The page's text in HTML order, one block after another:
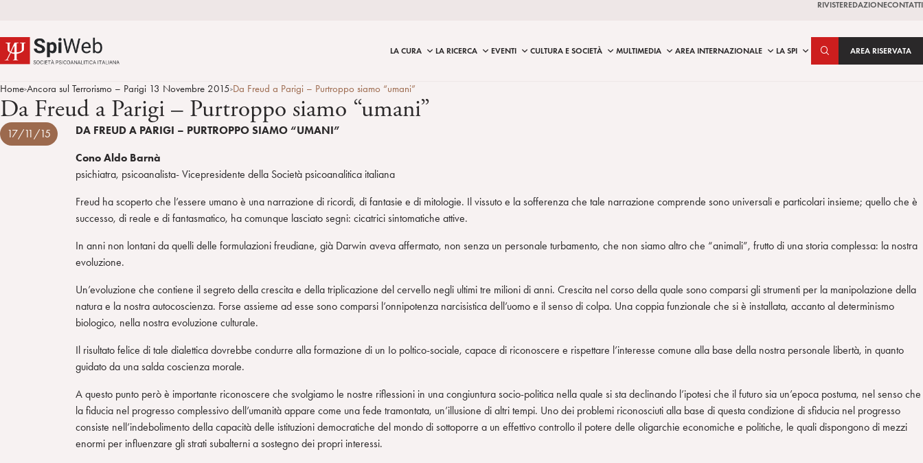
RIVISTEREDAZIONECONTATTI
LA CURA LA RICERCA EVENTI CULTURA E SOCIETÀ MULTIMEDIA AREA INTERNAZIONALE LA SPI AREA RISERVATA
Home>Ancora sul Terrorismo – Parigi 13 Novembre 2015>Da Freud a Parigi – Purtroppo siamo “umani”
Da Freud a Parigi – Purtroppo siamo “umani”
17/11/15 DA FREUD A PARIGI – PURTROPPO SIAMO “UMANI”
Cono Aldo Barnà
psichiatra, psicoanalista- Vicepresidente della Società psicoanalitica italiana
Freud ha scoperto che l’essere umano è una narrazione di ricordi, di fantasie e di mitologie. Il vissuto e la sofferenza che tale narrazione comprende sono universali e particolari insieme; quello che è
successo, di reale e di fantasmatico, ha comunque lasciato segni: cicatrici sintomatiche attive.
In anni non lontani da quelli delle formulazioni freudiane, già Darwin aveva affermato, non senza un personale turbamento, che non siamo altro che “animali”, frutto di una storia complessa: la nostra
evoluzione.
Un’evoluzione che contiene il segreto della crescita e della triplicazione del cervello negli ultimi tre milioni di anni. Crescita nel corso della quale sono comparsi gli strumenti per la manipolazione della
natura e la nostra autocoscienza. Forse assieme ad esse sono comparsi l’onnipotenza narcisistica dell’uomo e il senso di colpa. Una coppia funzionale che si è installata, accanto al determinismo
biologico, nella nostra evoluzione culturale.
Il risultato felice di tale dialettica dovrebbe condurre alla formazione di un Io poltico-sociale, capace di riconoscere e rispettare l’interesse comune alla base della nostra personale libertà, in quanto
guidato da una salda coscienza morale.
A questo punto però è importante riconoscere che svolgiamo le nostre riflessioni in una congiuntura socio-politica nella quale si sta declinando l’ipotesi che il futuro sia un’epoca postuma, nel senso che
la fiducia nel progresso complessivo dell’umanità appare come una fede tramontata, un’illusione di altri tempi. Uno dei problemi riconosciuti alla base di questa condizione di sfiducia nel progresso
consiste nell’indebolimento della capacità delle istituzioni democratiche del mondo di sottoporre a un effettivo controllo il potere delle oligarchie economiche e politiche, le quali dispongono di mezzi
enormi per influenzare gli strati subalterni a sostegno dei propri interessi.